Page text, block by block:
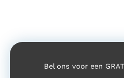
Bel ons voor een